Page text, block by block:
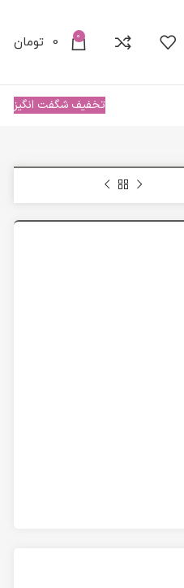
0
0 تومان
تخفیف شگفت انگیز